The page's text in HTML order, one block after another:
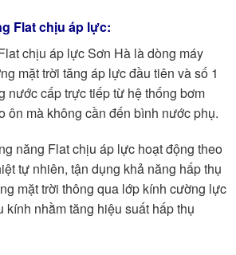
Flat chịu áp lực:
chịu áp lực Sơn Hà là dòng máy
mặt trời tăng áp lực đầu tiên và số 1
nước cấp trực tiếp từ hệ thống bơm
ôn mà không cần đến bình nước phụ.
năng Flat chịu áp lực hoạt động theo
tự nhiên, tận dụng khả năng hấp thụ
mặt trời thông qua lớp kính cường lực
kính nhằm tăng hiệu suất hấp thụ